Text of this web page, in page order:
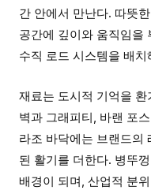
간 안에서 만난다. 따뜻
공간에 깊이와 움직임을
수직 로드 시스템을 배
재료는 도시적 기억을
벽과 그래피티, 바랜 포
라조 바닥에는 브랜드의
된 활기를 더한다. 병뚜
배경이 되며, 산업적 분